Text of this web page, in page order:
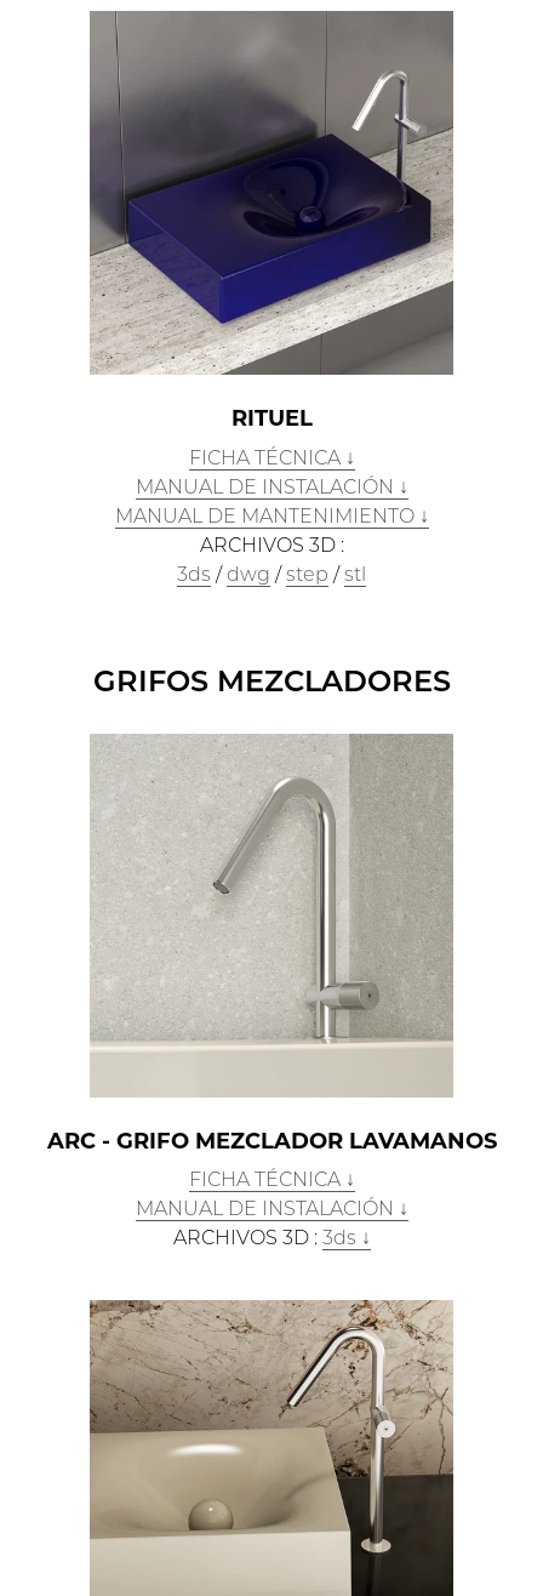
RITUEL
FICHA TÉCNICA ↓
MANUAL DE INSTALACIÓN ↓
MANUAL DE MANTENIMIENTO ↓
ARCHIVOS 3D :
3ds /dwg /step /stl
GRIFOS MEZCLADORES
ARC - GRIFO MEZCLADOR LAVAMANOS
FICHA TÉCNICA ↓
MANUAL DE INSTALACIÓN ↓
ARCHIVOS 3D :3ds ↓